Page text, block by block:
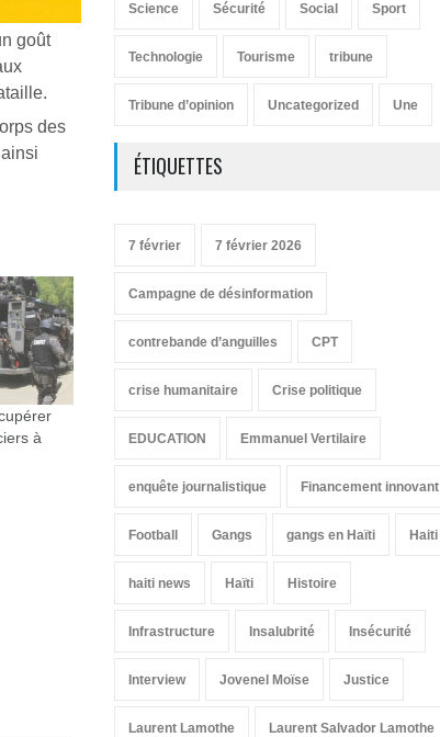
goût
des
à
Science Sécurité Social Sport
Technologie Tourisme tribune
Tribune d’opinion Uncategorized Une
ÉTIQUETTES
7 février 7 février 2026
Campagne de désinformation
contrebande d’anguilles CPT
crise humanitaire Crise politique
EDUCATION Emmanuel Vertilaire
enquête journalistique Financement innovant
Football Gangs gangs en Haïti Haiti
haiti news Haïti Histoire
Infrastructure Insalubrité Insécurité
Interview Jovenel Moïse Justice
Laurent Lamothe Laurent Salvador Lamothe